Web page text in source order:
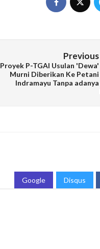
Previous
Proyek P-TGAI Usulan 'Dewa'
Murni Diberikan Ke Petani
Indramayu Tanpa adanya
Google Disqus